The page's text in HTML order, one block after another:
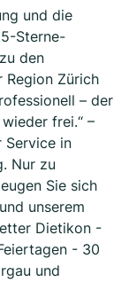
und die
Sterne-
den
Zürich
– der
frei.“ –
Service in
Nur zu
Sie sich
unserem
Dietikon -
- 30
und